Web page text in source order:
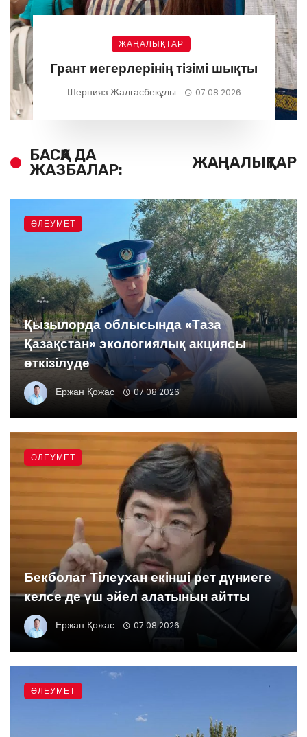
ЖАҢАЛЫҚТАР
Грант иегерлерінің тізімі шықты
Шернияз Жалғасбекұлы 07.08.2026
БАСҚА ДА
ЖАЗБАЛАР:
ЖАҢАЛЫҚТАР
Қызылорда облысында «Таза
Қазақстан» экологиялық акциясы
өткізілуде
Ержан Қожас 07.08.2026
ӘЛЕУМЕТ
Бекболат Тілеухан екінші рет дүниеге
келсе де үш әйел алатынын айтты
Ержан Қожас 07.08.2026
ӘЛЕУМЕТ
ӘЛЕУМЕТ